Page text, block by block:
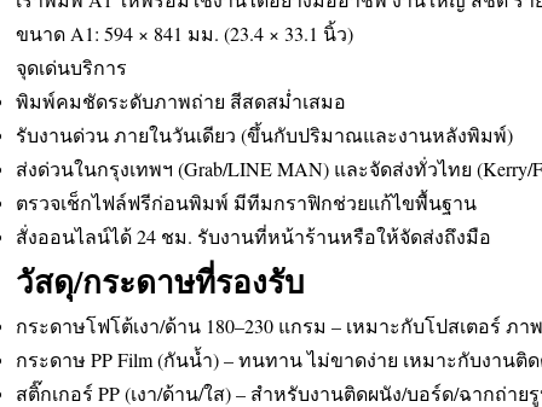
ขนาด A1: 594 × 841 มม. (23.4 × 33.1 นิ้ว)
จุดเด่นบริการ
พิมพ์คมชัดระดับภาพถ่าย สีสดสม่ำเสมอ
รับงานด่วน ภายในวันเดียว (ขึ้นกับปริมาณและงานหลังพิมพ์)
ส่งด่วนในกรุงเทพฯ (Grab/LINE MAN) และจัดส่งทั่วไทย (Kerry/
ตรวจเช็กไฟล์ฟรีก่อนพิมพ์ มีทีมกราฟิกช่วยแก้ไขพื้นฐาน
สั่งออนไลน์ได้ 24 ชม. รับงานที่หน้าร้านหรือให้จัดส่งถึงมือ
วัสดุ/กระดาษที่รองรับ
กระดาษโฟโต้เงา/ด้าน 180–230 แกรม – เหมาะกับโปสเตอร์ ภ
กระดาษ PP Film (กันน้ำ) – ทนทาน ไม่ขาดง่าย เหมาะกับงานติ
สติ๊กเกอร์ PP (เงา/ด้าน/ใส) – สำหรับงานติดผนัง/บอร์ด/ฉากถ่าย